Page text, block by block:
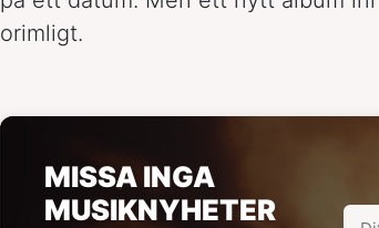
orimligt.
MISSA INGA
MUSIKNYHETER